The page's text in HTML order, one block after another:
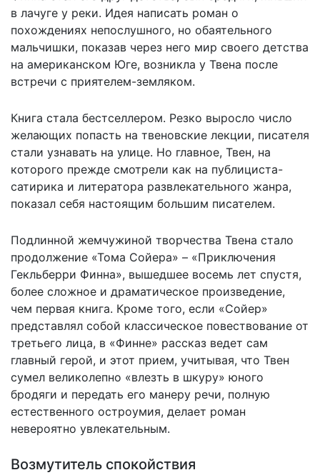
в лачуге у реки. Идея написать роман о
похождениях непослушного, но обаятельного
мальчишки, показав через него мир своего детства
на американском Юге, возникла у Твена после
встречи с приятелем-земляком.
Книга стала бестселлером. Резко выросло число
желающих попасть на твеновские лекции, писателя
стали узнавать на улице. Но главное, Твен, на
которого прежде смотрели как на публициста-
сатирика и литератора развлекательного жанра,
показал себя настоящим большим писателем.
Подлинной жемчужиной творчества Твена стало
продолжение «Тома Сойера» – «Приключения
Гекльберри Финна», вышедшее восемь лет спустя,
более сложное и драматическое произведение,
чем первая книга. Кроме того, если «Сойер»
представлял собой классическое повествование от
третьего лица, в «Финне» рассказ ведет сам
главный герой, и этот прием, учитывая, что Твен
сумел великолепно «влезть в шкуру» юного
бродяги и передать его манеру речи, полную
естественного остроумия, делает роман
невероятно увлекательным.
Возмутитель спокойствия